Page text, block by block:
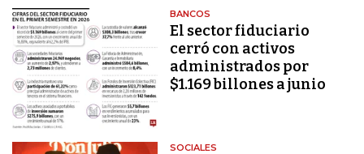
BANCOS
El sector fiduciario
cerró con activos
administrados por
$1.169 billones a junio
SOCIALES